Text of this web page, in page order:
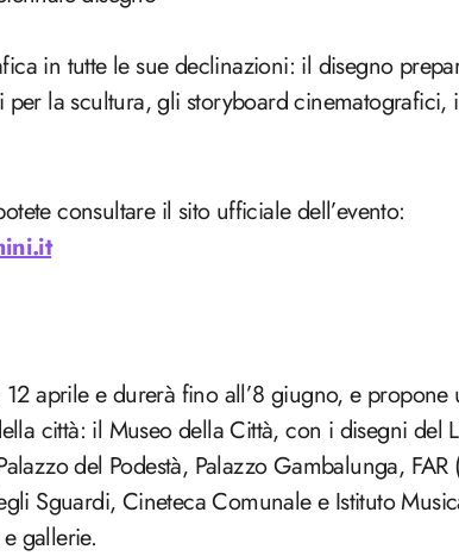
in tutte le sue declinazioni: il disegno
la scultura, gli storyboard cinematografici,
consultare il sito ufficiale dell’evento:
aprile e durerà fino all’8 giugno, e
città: il Museo della Città, con i disegni del
del Podestà, Palazzo Gambalunga, FAR
Sguardi, Cineteca Comunale e Istituto
gallerie.